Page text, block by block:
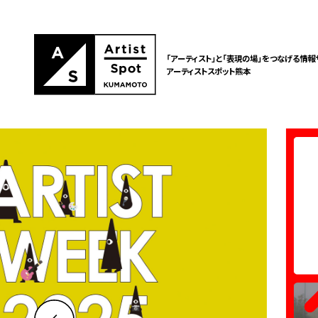
「アーティスト」と「表現の場」をつなげる情報
アーティストスポット熊本